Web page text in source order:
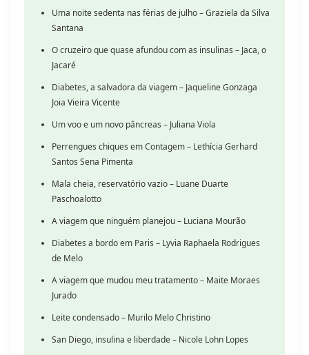
Uma noite sedenta nas férias de julho – Graziela da Silva
Santana
O cruzeiro que quase afundou com as insulinas – Jaca, o
Jacaré
Diabetes, a salvadora da viagem – Jaqueline Gonzaga
Joia Vieira Vicente
Um voo e um novo pâncreas – Juliana Viola
Perrengues chiques em Contagem – Lethícia Gerhard
Santos Sena Pimenta
Mala cheia, reservatório vazio – Luane Duarte
Paschoalotto
A viagem que ninguém planejou – Luciana Mourão
Diabetes a bordo em Paris – Lyvia Raphaela Rodrigues
de Melo
A viagem que mudou meu tratamento – Maite Moraes
Jurado
Leite condensado – Murilo Melo Christino
San Diego, insulina e liberdade – Nicole Lohn Lopes